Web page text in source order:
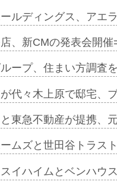
ルディングス、アエ
、新CMの発表会開
ープ、住まい方調査
代々木上原で邸宅、
と東急不動産が提携、
ムズと世田谷トラス
イハイムとベンハウ